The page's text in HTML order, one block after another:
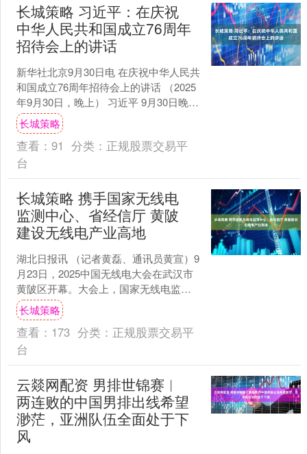
长城策略 习近平：在庆祝
中华人民共和国成立76周年
招待会上的讲话
新华社北京9月30日电 在庆祝中华人民共
和国成立76周年招待会上的讲话 （2025
年9月30日，晚上） 习近平 9月30日晚，
庆祝中华人民共和国成立76周年招待....
长城策略
查看： 91 分类： 正规股票交易平
台
长城策略 携手国家无线电
监测中心、省经信厅 黄陂
建设无线电产业高地
湖北日报讯 （记者黄磊、通讯员黄宣）9
月23日，2025中国无线电大会在武汉市
黄陂区开幕。大会上，国家无线电监测
中心、湖北省经济和信息化厅、武汉市
黄陂区人民政府....
长城策略
查看： 173 分类： 正规股票交易平
台
云燚网配资 男排世锦赛︱
两连败的中国男排出线希望
渺茫，亚洲队伍全面处于下
风